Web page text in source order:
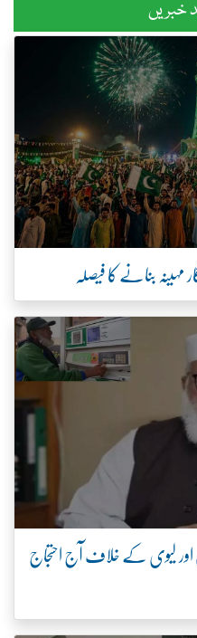
خبریں
اور لیوی کے خلاف آج احتجاج